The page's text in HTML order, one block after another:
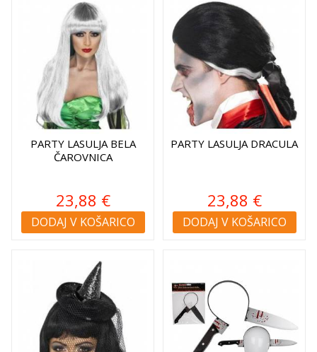
PARTY LASULJA BELA
ČAROVNICA
23,88 €
DODAJ V KOŠARICO
PARTY LASULJA DRACULA
23,88 €
DODAJ V KOŠARICO